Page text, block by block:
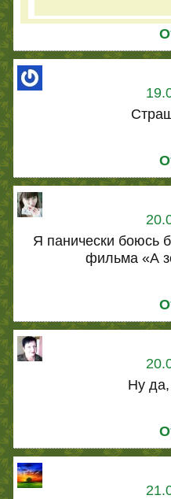
Я панически боюсь
фильма «А
Ну да,